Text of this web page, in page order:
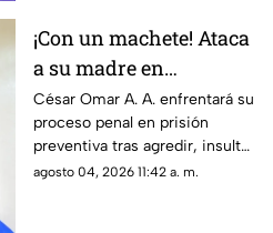
¡Con un machete! Ataca
a su madre en
Chihuahua; la amenazó
por no despertarlo para
ir a trabajar
César Omar A. A. enfrentará su
proceso penal en prisión
preventiva tras agredir, insultar
y amenazar de muerte a su
agosto 04, 2026 11:42 a. m.